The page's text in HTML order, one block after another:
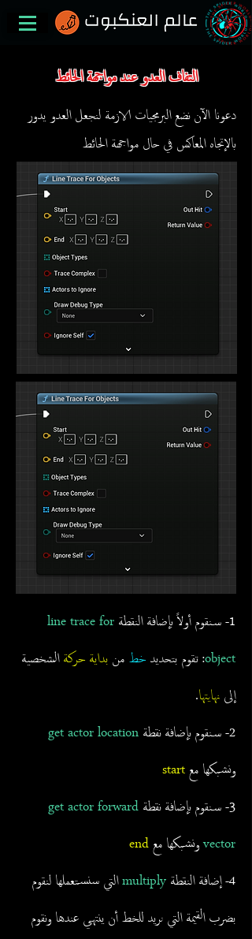
التفاف العدو عند مواجهة الحائط
دعونا الآن نضع البرمجيات الازمة لنجعل العدو يدور
بالإتجاه المعاكس في حال مواجهة الحائط
1- سنقوم أولاً بإضافة النقطة
line trace for
object: تقوم بتحديد خط من بداية حركة الشخصية
إلى نهايتها.
2- سنقوم بإضافة نقطة
get actor location
ونشبكها معstart
3- سنقوم بإضافة نقطة
get actor forward
vectorونشبكها معend
4- إضافة النقطة
multiplyالتي سنستعملها لنقوم
بضرب القيمة التي نريد للخط أن ينتهي عندها ونقوم